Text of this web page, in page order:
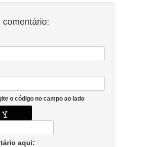
comentário:
o código no campo ao lado
aqui: